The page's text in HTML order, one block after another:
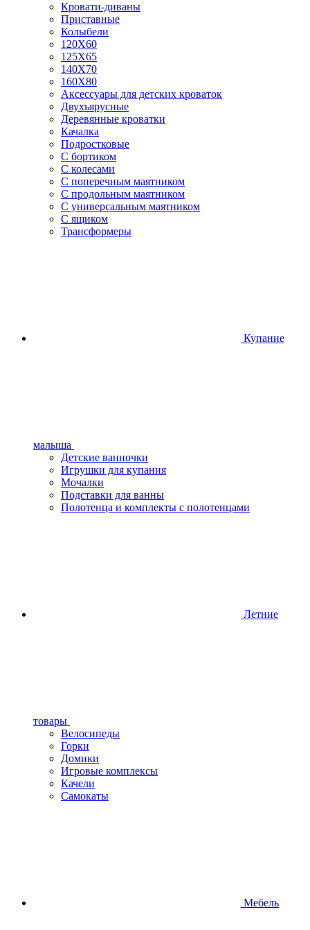
Кровати-диваны
Приставные
Колыбели
120Х60
125X65
140Х70
160Х80
Аксессуары для детских кроваток
Двухъярусные
Деревянные кроватки
Качалка
Подростковые
С бортиком
С колесами
С поперечным маятником
С продольным маятником
С универсальным маятником
С ящиком
Трансформеры
Купание
малыша
Детские ванночки
Игрушки для купания
Мочалки
Подставки для ванны
Полотенца и комплекты с полотенцами
Летние
товары
Велосипеды
Горки
Домики
Игровые комплексы
Качели
Самокаты
Мебель